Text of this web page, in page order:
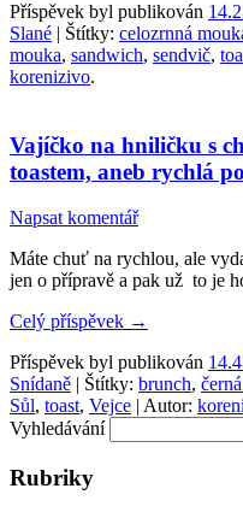
Příspěvek byl publikován
Slané | Štítky: celozrnná
mouka, sandwich, sendvič,
korenizivo.
Vajíčko na hniličku s
toastem, aneb rychlá
Napsat komentář
Máte chuť na rychlou, ale
jen o přípravě a pak už to je
Celý příspěvek →
Příspěvek byl publikován
Snídaně | Štítky: brunch,
Sůl, toast, Vejce | Autor:
Vyhledávání
Rubriky